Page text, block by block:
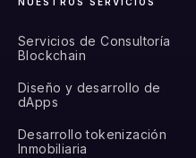
Servicios de Consultoría
Blockchain
Diseño y desarrollo de
dApps
Desarrollo tokenización
Inmobiliaria